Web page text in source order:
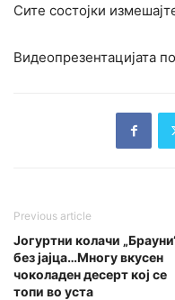
Сите состојки
Видеопрезентацијата
Previous article
Јогуртни колачи
без јајца…Многу вкусен
чоколаден десерт кој се
топи во уста